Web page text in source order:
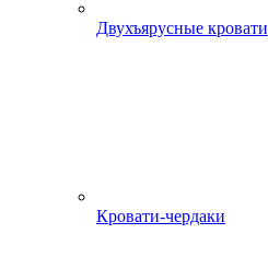
Двухъярусные кровати
Кровати-чердаки